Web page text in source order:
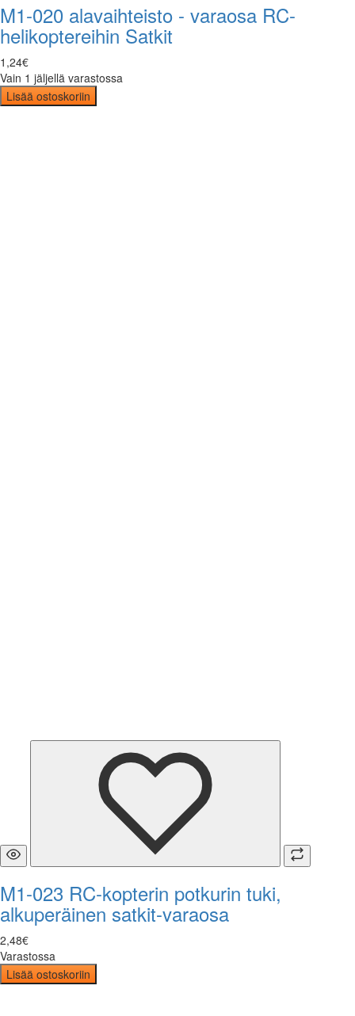
M1-020 alavaihteisto - varaosa RC-
helikoptereihin Satkit
1 ,24€
Vain 1 jäljellä varastossa
Lisää ostoskoriin
M1-023 RC-kopterin potkurin tuki,
alkuperäinen satkit-varaosa
2,48€
Varastossa
Lisää ostoskoriin